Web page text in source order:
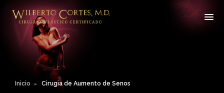
Inicio ► Cirugia de Aumento de Senos